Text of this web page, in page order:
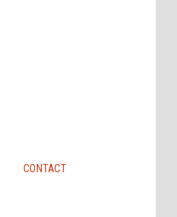
CONTACT